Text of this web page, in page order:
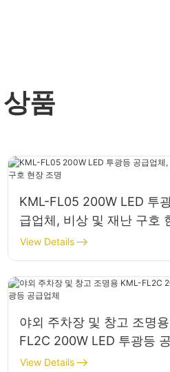
품
KML-FL05 200W LED 투
급업체, 비상 및 재난 구호
명
View Details
야외 주차장 및 창고 조명
FL2C 200W LED 투광등
View Details